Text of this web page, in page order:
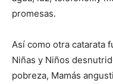
promesas.
Así como otra catarata
Niñas y Niños
pobreza, Mamás